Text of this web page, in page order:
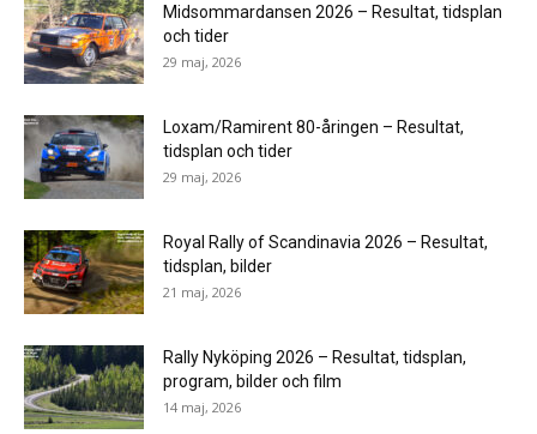
Midsommardansen 2026 – Resultat, tidsplan
och tider
29 maj, 2026
Loxam/Ramirent 80-åringen – Resultat,
tidsplan och tider
29 maj, 2026
Royal Rally of Scandinavia 2026 – Resultat,
tidsplan, bilder
21 maj, 2026
Rally Nyköping 2026 – Resultat, tidsplan,
program, bilder och film
14 maj, 2026